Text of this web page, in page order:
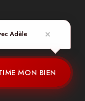
Adèle ✕
MON BIEN